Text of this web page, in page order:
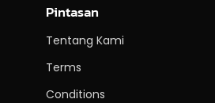
Pintasan
Tentang Kami
Terms
Conditions